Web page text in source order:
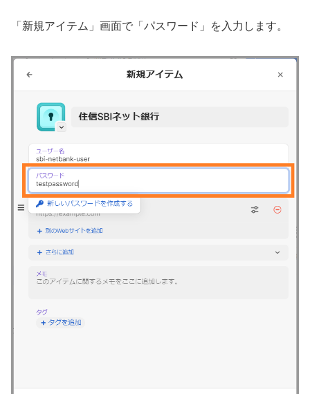
「新規アイテム」画面で「パスワード」を入力します。